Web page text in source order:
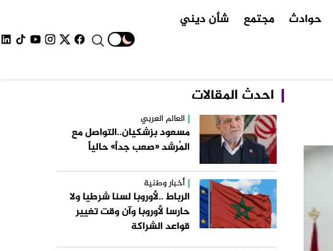
حوادث مجتمع شأن ديني
احدث المقالات
العالم العربي
مسعود بزشكيان..التواصل مع
المُرشد «صعب جداً» حالياً
أخبار وطنية
الرباط ..لأوروبا لسنا شرطيا ولا
حارسا لأوروبا وآن وقت تغيير
قواعد الشراكة